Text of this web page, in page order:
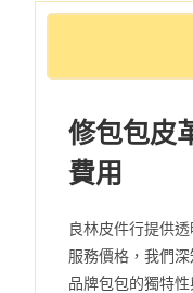
修包包皮
費用
良林皮件行提供
服務價格，我們
品牌包包的獨特